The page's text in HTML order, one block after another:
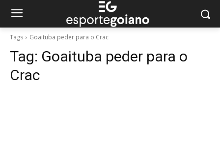
Tags Goaituba peder para o Crac
Tag: Goaituba peder para o
Crac